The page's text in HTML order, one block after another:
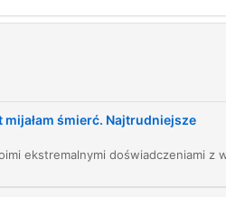
finansowania
w górach
śmierć. Najtrudniejsze